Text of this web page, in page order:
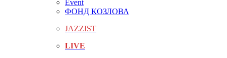
Event
ФОНД КОЗЛОВА
JAZZIST
LIVE